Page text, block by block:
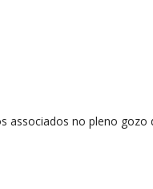
no pleno